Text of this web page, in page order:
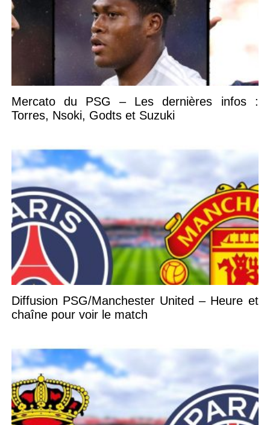
Mercato du PSG – Les dernières infos :
Torres, Nsoki, Godts et Suzuki
Diffusion PSG/Manchester United – Heure et
chaîne pour voir le match